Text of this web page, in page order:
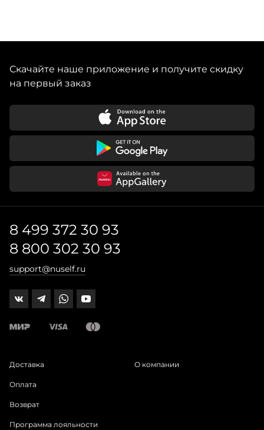
Скачайте наше приложение и получите скидку
на первый заказ
8 499 372 30 93
8 800 302 30 93
support@nuself.ru
Доставка
Оплата
Возврат
Программа лояльности
О компании